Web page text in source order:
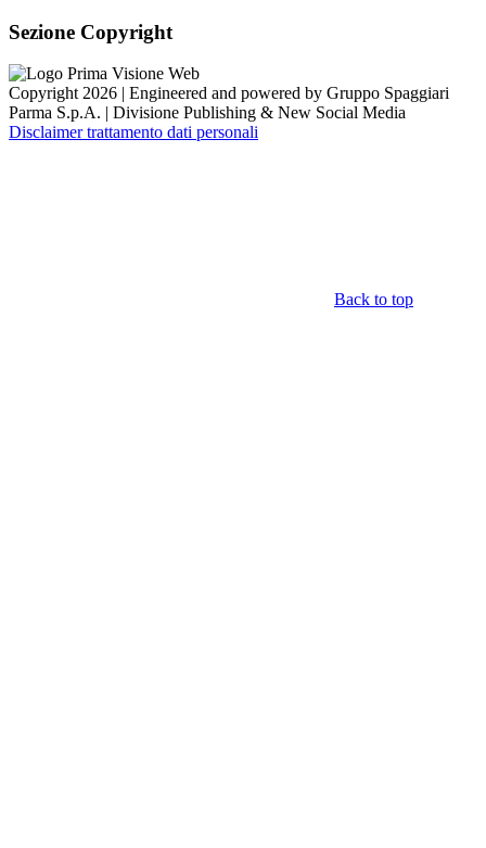
Sezione Copyright
Copyright 2026 | Engineered and powered by Gruppo Spaggiari
Parma S.p.A. | Divisione Publishing & New Social Media
Disclaimer trattamento dati personali
Back to top